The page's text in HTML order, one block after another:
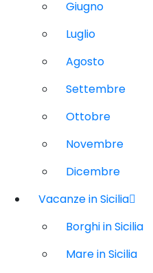
Giugno
Luglio
Agosto
Settembre
Ottobre
Novembre
Dicembre
Vacanze in Sicilia
Borghi in Sicilia
Mare in Sicilia